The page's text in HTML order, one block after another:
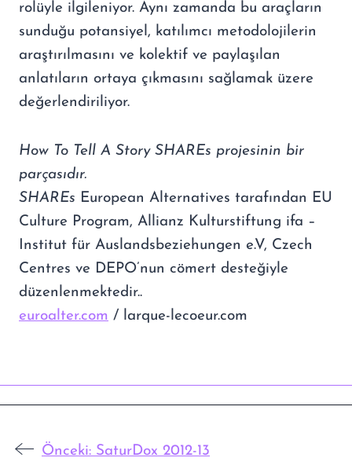
rolüyle ilgileniyor. Aynı zamanda bu araçların
sunduğu potansiyel, katılımcı metodolojilerin
araştırılmasını ve kolektif ve paylaşılan
anlatıların ortaya çıkmasını sağlamak üzere
değerlendiriliyor.
How To Tell A Story SHAREs projesinin bir
parçasıdır.
SHAREs European Alternatives tarafından EU
Culture Program, Allianz Kulturstiftung ifa –
Institut für Auslandsbeziehungen e.V, Czech
Centres ve DEPO’nun cömert desteğiyle
düzenlenmektedir..
euroalter.com / larque-lecoeur.com
Önceki: SaturDox 2012-13